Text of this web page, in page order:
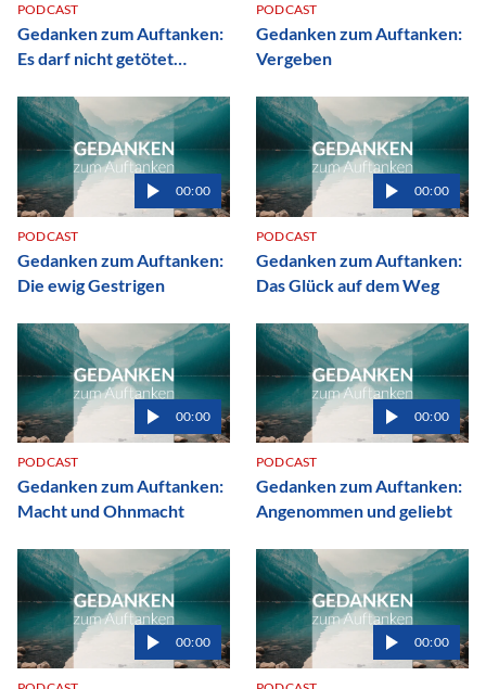
PODCAST
Gedanken zum Auftanken:
Es darf nicht getötet
PODCAST
Gedanken zum Auftanken:
Vergeben
00:00
PODCAST
Gedanken zum Auftanken:
Die ewig Gestrigen
00:00
PODCAST
Gedanken zum Auftanken:
Das Glück auf dem Weg
00:00
PODCAST
Gedanken zum Auftanken:
Macht und Ohnmacht
00:00
PODCAST
Gedanken zum Auftanken:
Angenommen und geliebt
00:00 00:00